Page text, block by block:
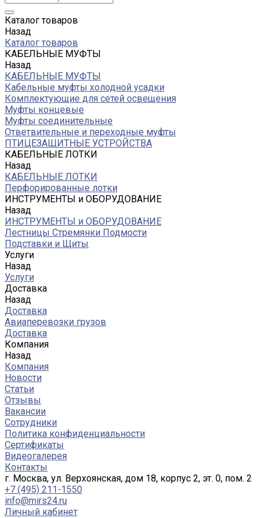
Каталог товаров
Назад
Каталог товаров
КАБЕЛЬНЫЕ МУФТЫ
Назад
КАБЕЛЬНЫЕ МУФТЫ
Кабельные муфты холодной усадки
Комплектующие для сетей освещения
Муфты концевые
Муфты соединительные
Ответвительные и переходные муфты
ПТИЦЕЗАЩИТНЫЕ УСТРОЙСТВА
КАБЕЛЬНЫЕ ЛОТКИ
Назад
КАБЕЛЬНЫЕ ЛОТКИ
Перфорированные лотки
ИНСТРУМЕНТЫ и ОБОРУДОВАНИЕ
Назад
ИНСТРУМЕНТЫ и ОБОРУДОВАНИЕ
Лестницы Стремянки Подмости
Подставки и Щиты
Услуги
Назад
Услуги
Доставка
Назад
Доставка
Авиаперевозки грузов
Доставка
Компания
Назад
Компания
Новости
Статьи
Отзывы
Вакансии
Сотрудники
Политика конфиденциальности
Сертификаты
Видеогалерея
Контакты
г. Москва, ул. Верхоянская, дом 18, корпус 2, эт. 0, пом. 2
+7 (495) 211-1550
info@mirs24.ru
Личный кабинет